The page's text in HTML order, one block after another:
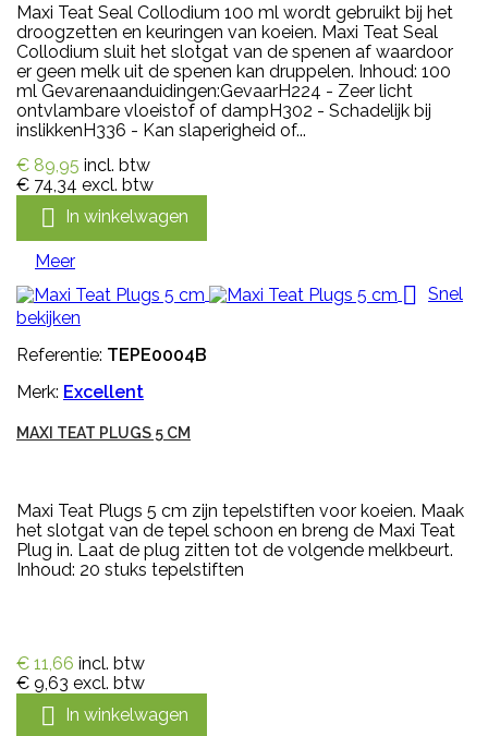
Maxi Teat Seal Collodium 100 ml wordt gebruikt bij het
droogzetten en keuringen van koeien. Maxi Teat Seal
Collodium sluit het slotgat van de spenen af waardoor
er geen melk uit de spenen kan druppelen. Inhoud: 100
ml Gevarenaanduidingen:GevaarH224 - Zeer licht
ontvlambare vloeistof of dampH302 - Schadelijk bij
inslikkenH336 - Kan slaperigheid of...
€ 89,95 incl. btw
€ 74,34 excl. btw
 In winkelwagen
Meer
 Snel
bekijken
Referentie: TEPE0004B
Merk: Excellent
MAXI TEAT PLUGS 5 CM
Maxi Teat Plugs 5 cm zijn tepelstiften voor koeien. Maak
het slotgat van de tepel schoon en breng de Maxi Teat
Plug in. Laat de plug zitten tot de volgende melkbeurt.
Inhoud: 20 stuks tepelstiften
€ 11,66 incl. btw
€ 9,63 excl. btw
 In winkelwagen